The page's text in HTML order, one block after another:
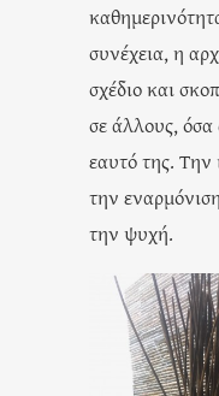
συνέχεια, η
σχέδιο και
σε άλλους, όσα
εαυτό της. Την
την
την ψυχή.